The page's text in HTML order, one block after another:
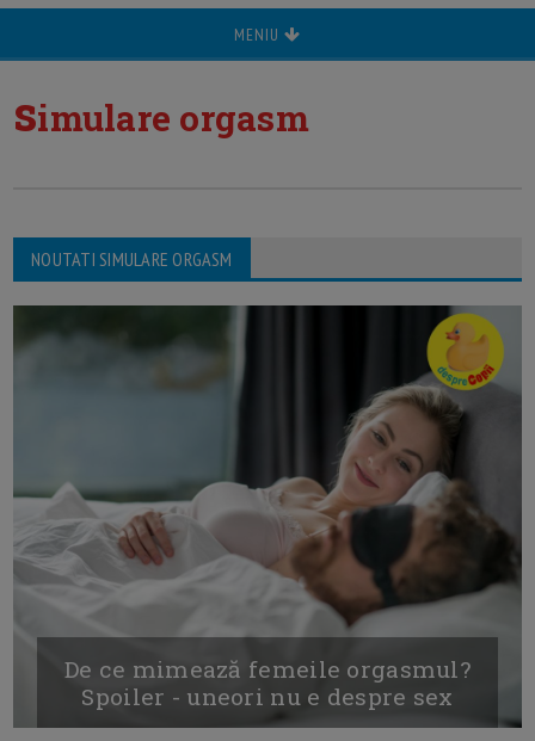
MENIU
simulare orgasm
NOUTATI SIMULARE ORGASM
De ce mimează femeile orgasmul?
Spoiler - uneori nu e despre sex